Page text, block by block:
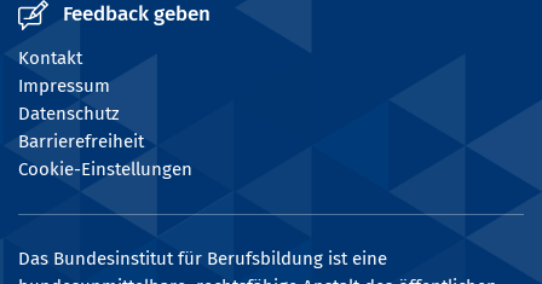
Feedback geben
Kontakt
Impressum
Datenschutz
Barrierefreiheit
Cookie-Einstellungen
Das Bundesinstitut für Berufsbildung ist eine